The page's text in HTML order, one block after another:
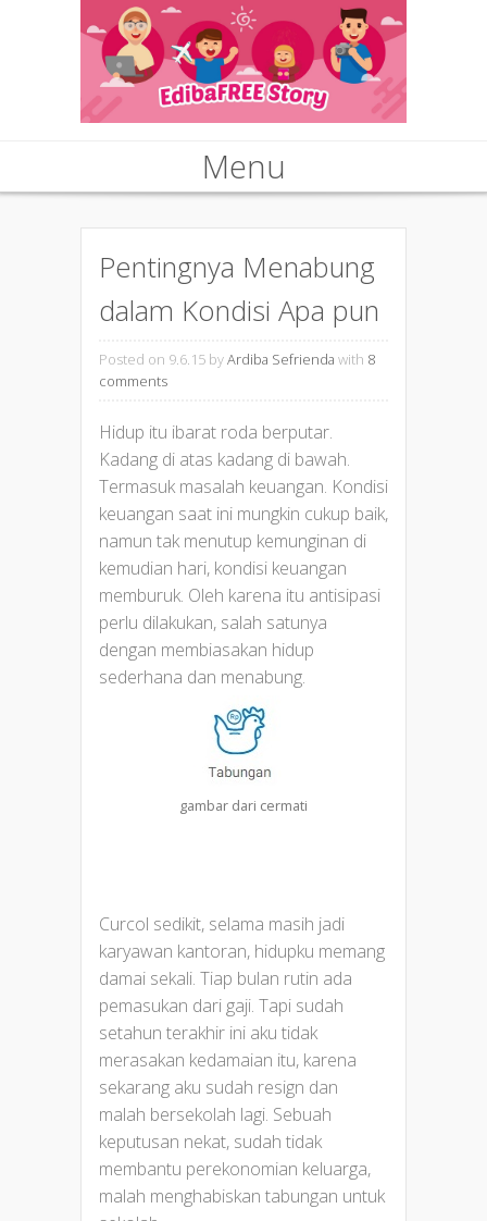
Menu
Pentingnya Menabung
dalam Kondisi Apa pun
Posted on 9.6.15 byArdiba Sefrienda with 8
comments
Hidup itu ibarat roda berputar.
Kadang di atas kadang di bawah.
Termasuk masalah keuangan. Kondisi
keuangan saat ini mungkin cukup baik,
namun tak menutup kemunginan di
kemudian hari, kondisi keuangan
memburuk. Oleh karena itu antisipasi
perlu dilakukan, salah satunya
dengan membiasakan hidup
sederhana dan menabung.
gambar dari cermati
Curcol sedikit, selama masih jadi
karyawan kantoran, hidupku memang
damai sekali. Tiap bulan rutin ada
pemasukan dari gaji. Tapi sudah
setahun terakhir ini aku tidak
merasakan kedamaian itu, karena
sekarang aku sudah resign dan
malah bersekolah lagi. Sebuah
keputusan nekat, sudah tidak
membantu perekonomian keluarga,
malah menghabiskan tabungan untuk